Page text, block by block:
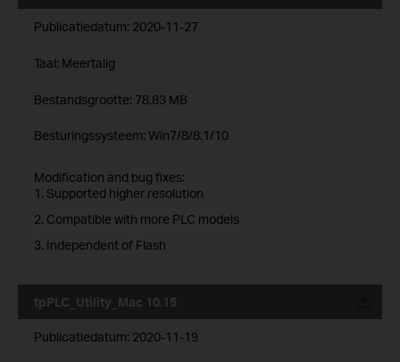
Publicatiedatum: 2020-11-27
Taal: Meertalig
Bestandsgrootte: 78.83 MB
Besturingssysteem: Win7/8/8.1/10
Modification and bug fixes:
1. Supported higher resolution
2. Compatible with more PLC models
3. Independent of Flash
tpPLC_Utility_Mac 10.15
Publicatiedatum: 2020-11-19